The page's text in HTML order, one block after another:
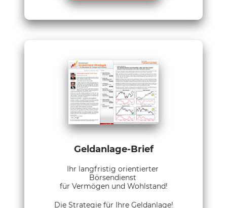
Geldanlage-Brief
Ihr langfristig orientierter
Börsendienst
für Vermögen und Wohlstand!
Die Strategie für Ihre Geldanlage!